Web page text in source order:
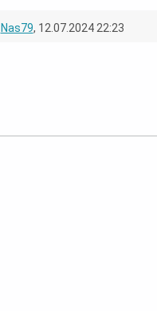
Nas79, 12.07.2024 22:23